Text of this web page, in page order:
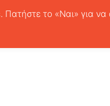
Κυριακή, 9 Αυγούστου, 2026
Πατήστε το «Ναι» για να